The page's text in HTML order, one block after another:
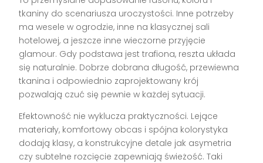
tkaniny do scenariusza uroczystości. Inne potrzeby
ma wesele w ogrodzie, inne na klasycznej sali
hotelowej, a jeszcze inne wieczorne przyjęcie
glamour. Gdy podstawa jest trafiona, reszta układa
się naturalnie. Dobrze dobrana długość, przewiewna
tkanina i odpowiednio zaprojektowany krój
pozwalają czuć się pewnie w każdej sytuacji.
Efektowność nie wyklucza praktyczności. Lejące
materiały, komfortowy obcas i spójna kolorystyka
dodają klasy, a konstrukcyjne detale jak asymetria
czy subtelne rozcięcie zapewniają świeżość. Taki